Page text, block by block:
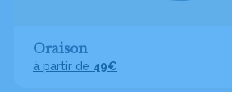
Oraison
à partir de 49€